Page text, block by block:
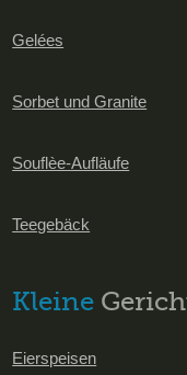
Gelées
Sorbet und Granite
Souflèe-Aufläufe
Teegebäck
Kleine
Eierspeisen